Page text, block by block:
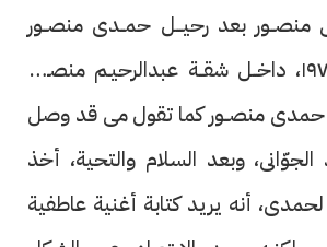
بعد رحيـــل حمــدى منصــور
قالت «فى نهـــار ١٩٧١، داخــل شقــة عبدالرحيـم منصـــور
حمدى منصــور كما تقول مى قد وصل
وبعد السلام والتحية، أخذ
أنه يريد كتابة أغنية عاطفية